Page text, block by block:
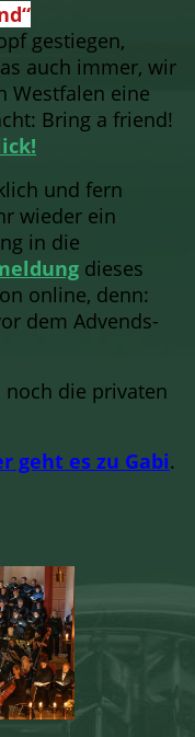
gestiegen,
auch immer, wir
Westfalen eine
Bring a friend!
und fern
wieder ein
in die
dieses
online, denn:
dem Advends-
noch die privaten
geht es zu Gabi.